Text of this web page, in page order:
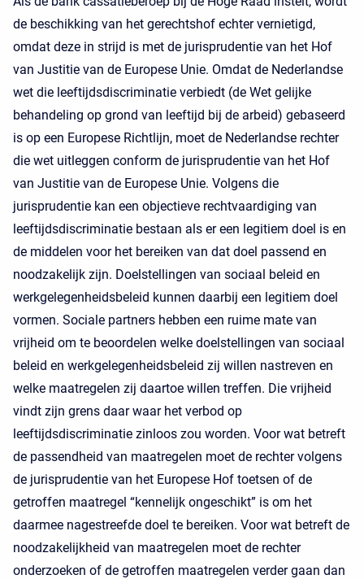
de beschikking van het gerechtshof echter vernietigd,
omdat deze in strijd is met de jurisprudentie van het Hof
van Justitie van de Europese Unie. Omdat de Nederlandse
wet die leeftijdsdiscriminatie verbiedt (de Wet gelijke
behandeling op grond van leeftijd bij de arbeid) gebaseerd
is op een Europese Richtlijn, moet de Nederlandse rechter
die wet uitleggen conform de jurisprudentie van het Hof
van Justitie van de Europese Unie. Volgens die
jurisprudentie kan een objectieve rechtvaardiging van
leeftijdsdiscriminatie bestaan als er een legitiem doel is en
de middelen voor het bereiken van dat doel passend en
noodzakelijk zijn. Doelstellingen van sociaal beleid en
werkgelegenheidsbeleid kunnen daarbij een legitiem doel
vormen. Sociale partners hebben een ruime mate van
vrijheid om te beoordelen welke doelstellingen van sociaal
beleid en werkgelegenheidsbeleid zij willen nastreven en
welke maatregelen zij daartoe willen treffen. Die vrijheid
vindt zijn grens daar waar het verbod op
leeftijdsdiscriminatie zinloos zou worden. Voor wat betreft
de passendheid van maatregelen moet de rechter volgens
de jurisprudentie van het Europese Hof toetsen of de
getroffen maatregel “kennelijk ongeschikt” is om het
daarmee nagestreefde doel te bereiken. Voor wat betreft de
noodzakelijkheid van maatregelen moet de rechter
onderzoeken of de getroffen maatregelen verder gaan dan